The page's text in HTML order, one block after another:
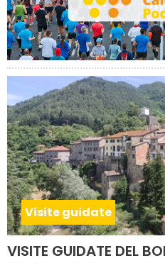
Visite guidate
VISITE GUIDATE DEL